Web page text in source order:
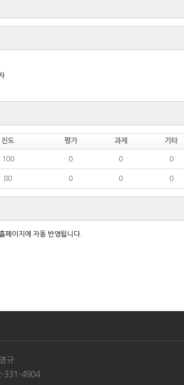
진도 평가 과제 기타
100 0 0 0
80 0 0 0
페이지에 자동 반영됩니다.
규
331-4904